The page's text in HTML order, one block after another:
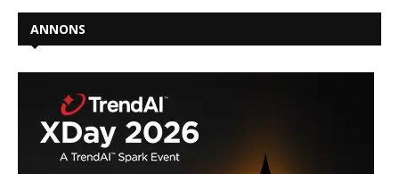
ANNONS